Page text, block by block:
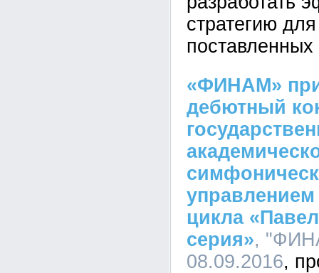
стратегию
поставленных
«ФИНАМ»
дебютный
управлением
цикла
серия»,
08.09.2016